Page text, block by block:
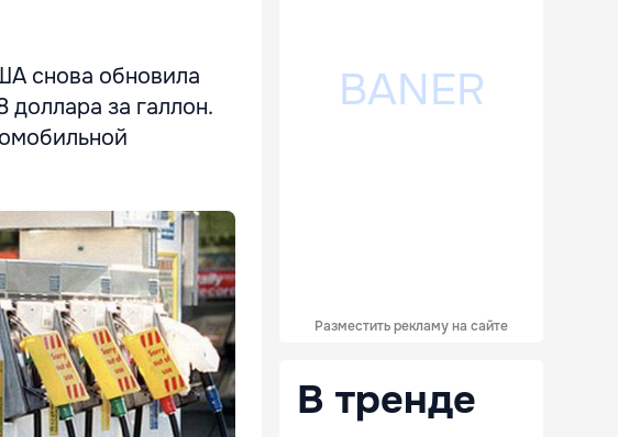
снова обновила
за галлон.
Разместить рекламу на сайте
В тренде